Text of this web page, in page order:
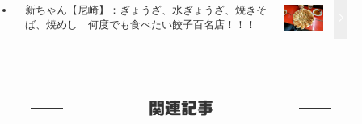
新ちゃん【尼崎】：ぎょうざ、水ぎょうざ、焼きそ
ば、焼めし 何度でも食べたい餃子百名店！！！
関連記事